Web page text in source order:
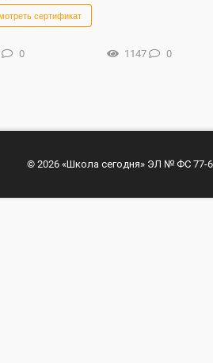
сертификат
0 1147 0
© 2026 «Школа сегодня» ЭЛ № ФС 77-